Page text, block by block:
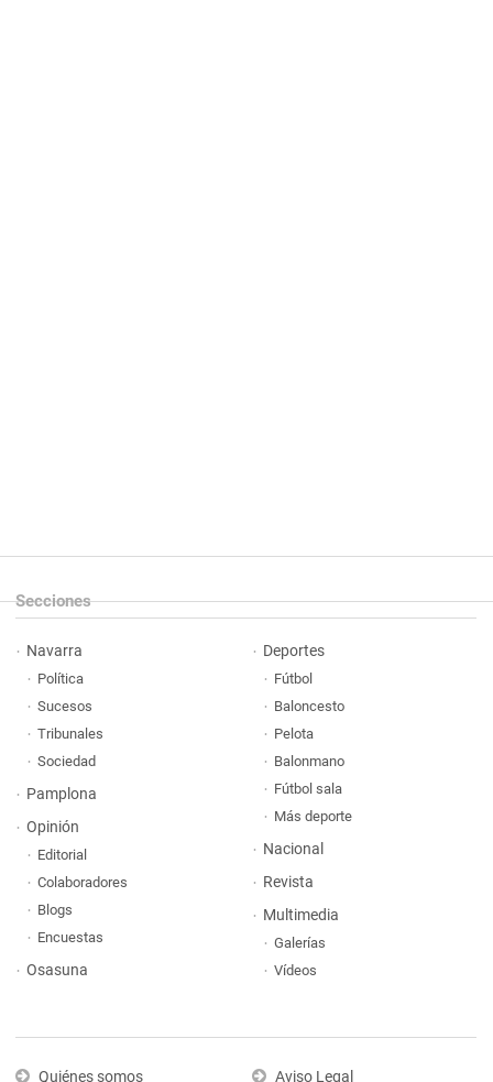
Secciones
Navarra
Política
Sucesos
Tribunales
Sociedad
Pamplona
Opinión
Editorial
Colaboradores
Blogs
Encuestas
Osasuna
Deportes
Fútbol
Baloncesto
Pelota
Balonmano
Fútbol sala
Más deporte
Nacional
Revista
Multimedia
Galerías
Vídeos
Quiénes somos Aviso Legal